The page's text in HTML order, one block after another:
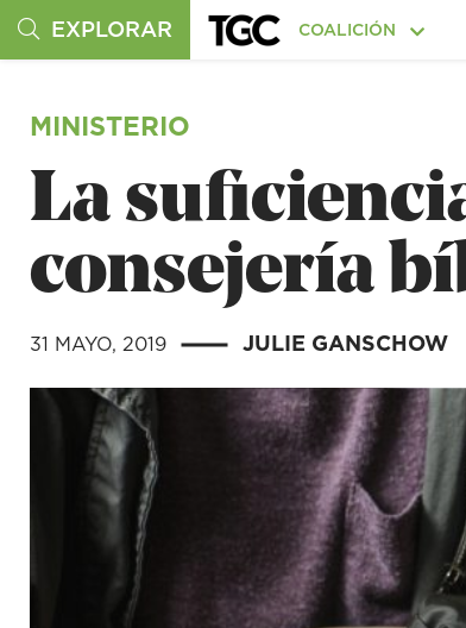
EXPLORAR COALICIÓN
MINISTERIO
La
consejería
31 MAYO, 2019 | JULIE GANSCHOW